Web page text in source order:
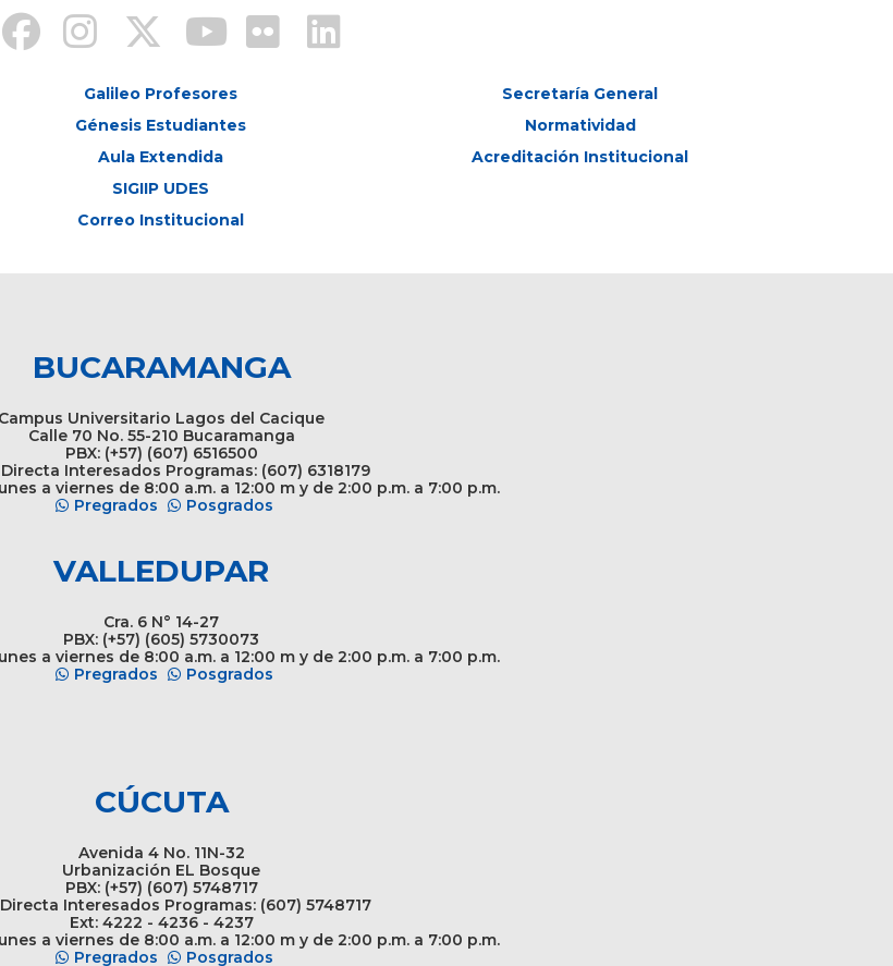
Galileo Profesores
Génesis Estudiantes
Aula Extendida
SIGIIP UDES
Correo Institucional
Secretaría General
Normatividad
Acreditación Institucional
BUCARAMANGA
Campus Universitario Lagos del Cacique
Calle 70 No. 55-210 Bucaramanga
PBX: (+57) (607) 6516500
Interesados Programas: (607) 6318179
a viernes de 8:00 a.m. a 12:00 m y de 2:00 p.m. a 7:00 p.m.
Pregrados
Posgrados
VALLEDUPAR
Cra. 6 N° 14-27
PBX: (+57) (605) 5730073
a viernes de 8:00 a.m. a 12:00 m y de 2:00 p.m. a 7:00 p.m.
Pregrados
Posgrados
CÚCUTA
Avenida 4 No. 11N-32
Urbanización EL Bosque
PBX: (+57) (607) 5748717
Interesados Programas: (607) 5748717
Ext: 4222 - 4236 - 4237
a viernes de 8:00 a.m. a 12:00 m y de 2:00 p.m. a 7:00 p.m.
Pregrados
Posgrados